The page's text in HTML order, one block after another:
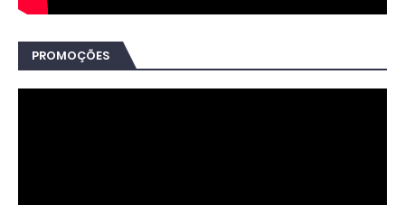
PROMOÇÕES